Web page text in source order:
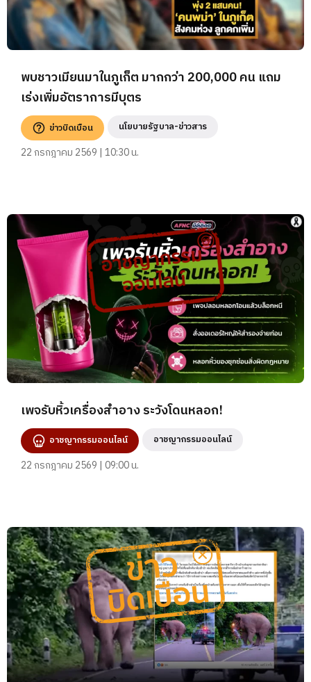
พบชาวเมียนมาในภูเก็ต มากกว่า 200,000 คน แถม
เร่งเพิ่มอัตราการมีบุตร
ข่าวบิดเบือน นโยบายรัฐบาล-ข่าวสาร
22 กรกฎาคม 2569 | 10:30 น.
เพจรับหิ้วเครื่องสำอาง ระวังโดนหลอก!
อาชญากรรมออนไลน์ อาชญากรรมออนไลน์
22 กรกฎาคม 2569 | 09:00 น.